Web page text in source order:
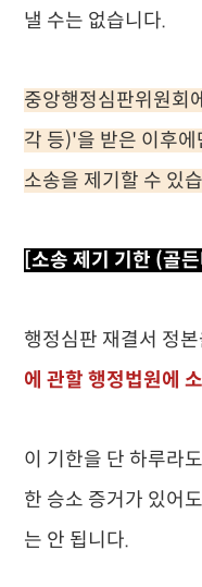
낼 수는 없습니다.
중앙행정심판위원회
각 등)'을 받은 이후
소송을 제기할 수 있
[소송 제기 기한 (골
행정심판 재결서 정
에 관할 행정법원에
이 기한을 단 하루라
한 승소 증거가 있어
는 안 됩니다.